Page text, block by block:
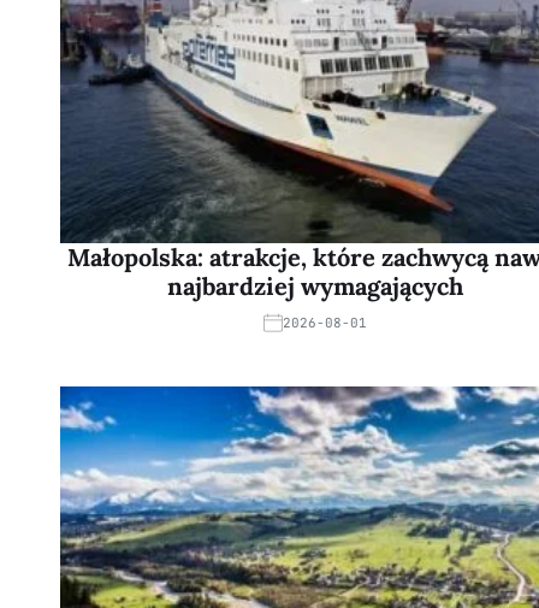
Małopolska: atrakcje, które zachwycą
najbardziej wymagających
2026-08-01